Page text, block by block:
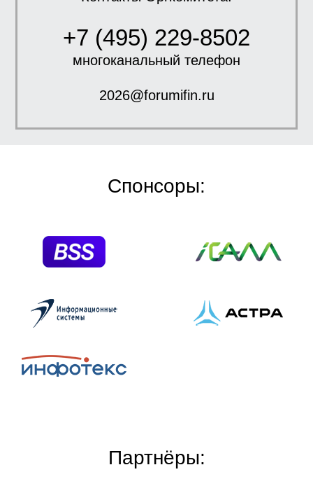
+7 (495) 229-8502
многоканальный телефон
2026@forumifin.ru
Спонсоры:
Партнёры: